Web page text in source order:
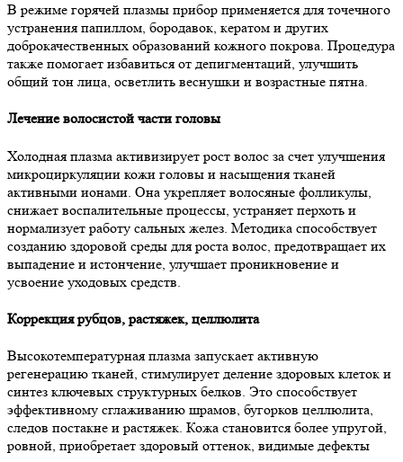
В режиме горячей плазмы прибор применяется для точечного
устранения папиллом, бородавок, кератом и других
доброкачественных образований кожного покрова. Процедура
также помогает избавиться от депигментаций, улучшить
общий тон лица, осветлить веснушки и возрастные пятна.
Лечение волосистой части головы
Холодная плазма активизирует рост волос за счет улучшения
микроциркуляции кожи головы и насыщения тканей
активными ионами. Она укрепляет волосяные фолликулы,
снижает воспалительные процессы, устраняет перхоть и
нормализует работу сальных желез. Методика способствует
созданию здоровой среды для роста волос, предотвращает их
выпадение и истончение, улучшает проникновение и
усвоение уходовых средств.
Коррекция рубцов, растяжек, целлюлита
Высокотемпературная плазма запускает активную
регенерацию тканей, стимулирует деление здоровых клеток и
синтез ключевых структурных белков. Это способствует
эффективному сглаживанию шрамов, бугорков целлюлита,
следов постакне и растяжек. Кожа становится более упругой,
ровной, приобретает здоровый оттенок, видимые дефекты